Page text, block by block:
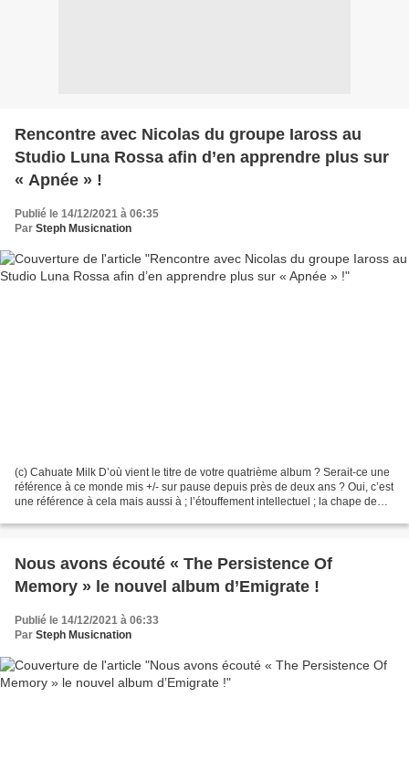
Rencontre avec Nicolas du groupe Iaross au
Studio Luna Rossa afin d’en apprendre plus sur
« Apnée » !
Publié le 14/12/2021 à 06:35
Par Steph Musicnation
(c) Cahuate Milk D’où vient le titre de votre quatrième album ? Serait-ce une
référence à ce monde mis +/- sur pause depuis près de deux ans ? Oui, c’est
une référence à cela mais aussi à ; l’étouffement intellectuel ; la chape de
Nous avons écouté « The Persistence Of
Memory » le nouvel album d’Emigrate !
Publié le 14/12/2021 à 06:33
Par Steph Musicnation